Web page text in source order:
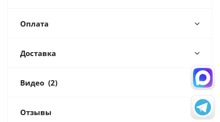
Оплата
Доставка
Видео (2)
Отзывы